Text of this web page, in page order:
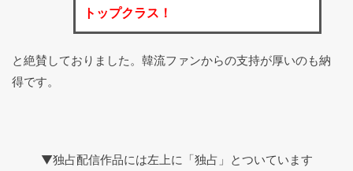
トップクラス！
と絶賛しておりました。韓流ファンからの支持が厚いのも納
得です。
▼独占配信作品には左上に「独占」とついています